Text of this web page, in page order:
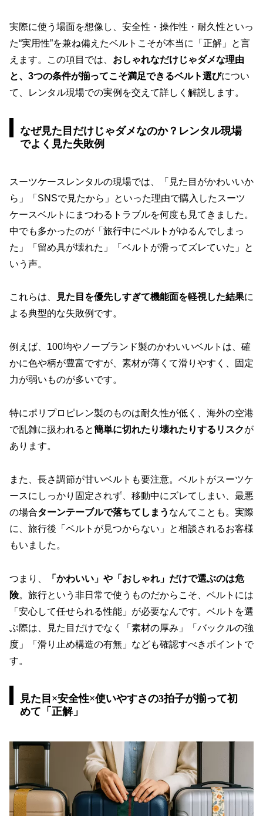
実際に使う場面を想像し、安全性・操作性・耐久性といっ
た“実用性”を兼ね備えたベルトこそが本当に「正解」と言
えます。この項目では、 おしゃれなだけじゃダメな理由
と、3つの条件が揃ってこそ満足できるベルト選びについ
て、レンタル現場での実例を交えて詳しく解説します。
なぜ見た目だけじゃダメなのか？レンタル現場
でよく見た失敗例
スーツケースレンタルの現場では、「見た目がかわいいか
ら」「SNSで見たから」といった理由で購入したスーツ
ケースベルトにまつわるトラブルを何度も見てきました。
中でも多かったのが「旅行中にベルトがゆるんでしまっ
た」「留め具が壊れた」「ベルトが滑ってズレていた」と
いう声。
これらは、 見た目を優先しすぎて機能面を軽視した結果に
よる典型的な失敗例です。
例えば、100均やノーブランド製のかわいいベルトは、確
かに色や柄が豊富ですが、素材が薄くて滑りやすく、固定
力が弱いものが多いです。
特にポリプロピレン製のものは耐久性が低く、海外の空港
で乱雑に扱われると簡単に切れたり壊れたりするリスクが
あります。
また、長さ調節が甘いベルトも要注意。ベルトがスーツケ
ースにしっかり固定されず、移動中にズレてしまい、最悪
の場合ターンテーブルで落ちてしまう なんてことも。実際
に、旅行後「ベルトが見つからない」と相談されるお客様
もいました。
つまり、
「かわいい」や「おしゃれ」だけで選ぶのは危
険。旅行という非日常で使うものだからこそ、ベルトには
「安心して任せられる性能」が必要なんです。ベルトを選
ぶ際は、見た目だけでなく「素材の厚み」「バックルの強
度」「滑り止め構造の有無」なども確認すべきポイントで
す。
見た目×安全性×使いやすさの3拍子が揃って初
めて「正解」